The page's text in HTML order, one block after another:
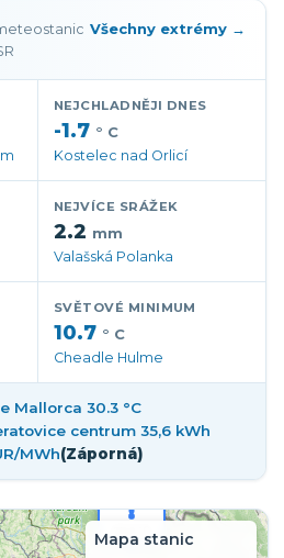
aktuální
Všechny extrémy →
NEJCHLADNĚJI DNES
-1.7 ° C
Kostelec nad Orlicí
NEJVÍCE SRÁŽEK
2.2 mm
Valašská Polanka
SVĚTOVÉ MINIMUM
10.7 ° C
Cheadle Hulme
Mallorca 30.3 °C
centrum 35,6 kWh
MWh(Záporná)
Mapa stanic